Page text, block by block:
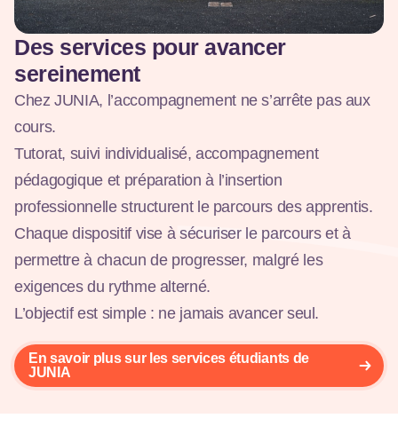
Des services pour avancer
sereinement
Chez JUNIA, l’accompagnement ne s’arrête pas aux
cours.
Tutorat, suivi individualisé, accompagnement
pédagogique et préparation à l’insertion
professionnelle structurent le parcours des apprentis.
Chaque dispositif vise à sécuriser le parcours et à
permettre à chacun de progresser, malgré les
exigences du rythme alterné.
L’objectif est simple : ne jamais avancer seul.
En savoir plus sur les services étudiants de
JUNIA